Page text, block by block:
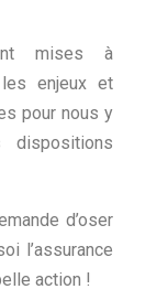
mises à
enjeux et
pour nous y
dispositions
d’oser
l’assurance
action !